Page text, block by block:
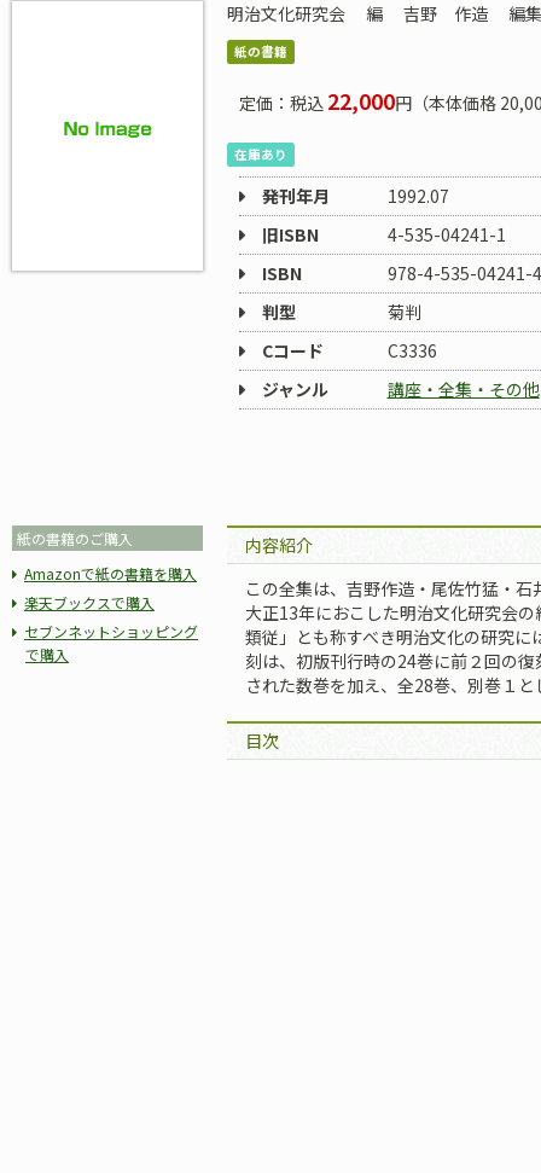
明治文化研究会 編 吉野 作造 編
紙の書籍
定価：税込 22,000円（本体価格
在庫あり
発刊年月
1992.07
旧ISBN
4-535-04241-1
ISBN
978-4-535-04241-4
判型
菊判
Cコード
C3336
ジャンル
講座・全集・その他
紙の書籍のご購入
Amazonで紙の書籍を購入
楽天ブックスで購入
セブンネットショッピング
で購入
内容紹介
この全集は、吉野作造・尾佐竹猛・
大正13年におこした明治文化研究会
類従」とも称すべき明治文化の研究
刻は、初版刊行時の24巻に前２回の
された数巻を加え、全28巻、別巻１
目次